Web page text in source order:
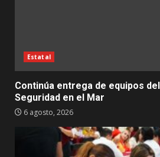
Estatal
Continúa entrega de equipos
Seguridad en el Mar
6 agosto, 2026